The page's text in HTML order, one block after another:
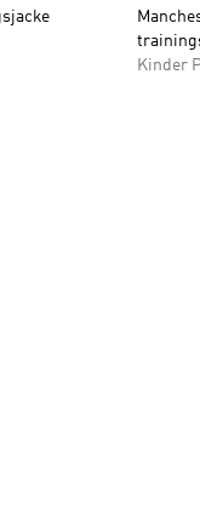
Kinder